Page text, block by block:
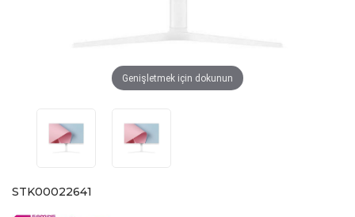
Genişletmek için dokunun
STK00022641